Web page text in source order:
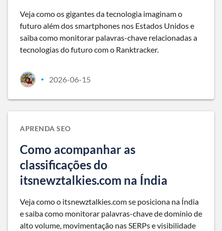
Veja como os gigantes da tecnologia imaginam o
futuro além dos smartphones nos Estados Unidos e
saiba como monitorar palavras-chave relacionadas a
tecnologias do futuro com o Ranktracker.
• 2026-06-15
APRENDA SEO
Como acompanhar as
classificações do
itsnewztalkies.com na Índia
Veja como o itsnewztalkies.com se posiciona na Índia
e saiba como monitorar palavras-chave de domínio de
alto volume, movimentação nas SERPs e visibilidade